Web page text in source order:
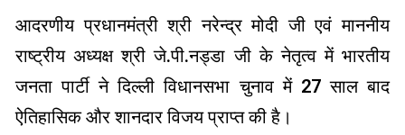
आदरणीय प्रधानमंत्री श्री नरेन्द्र मोदी जी एवं माननीय
राष्ट्रीय अध्यक्ष श्री जे.पी.नड्डा जी के नेतृत्व में भारतीय
जनता पार्टी ने दिल्ली विधानसभा चुनाव में 27 साल बाद
ऐतिहासिक और शानदार विजय प्राप्त की है।